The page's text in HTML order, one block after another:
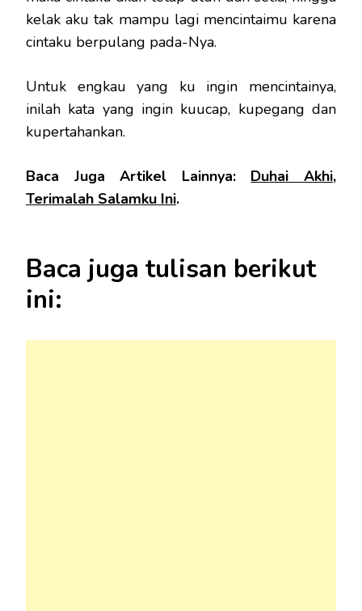
kelak aku tak mampu lagi mencintaimu karena
cintaku berpulang pada-Nya.
Untuk engkau yang ku ingin mencintainya,
inilah kata yang ingin kuucap, kupegang dan
kupertahankan.
Baca Juga Artikel Lainnya: Duhai Akhi,
Terimalah Salamku Ini.
Baca juga tulisan berikut
ini: